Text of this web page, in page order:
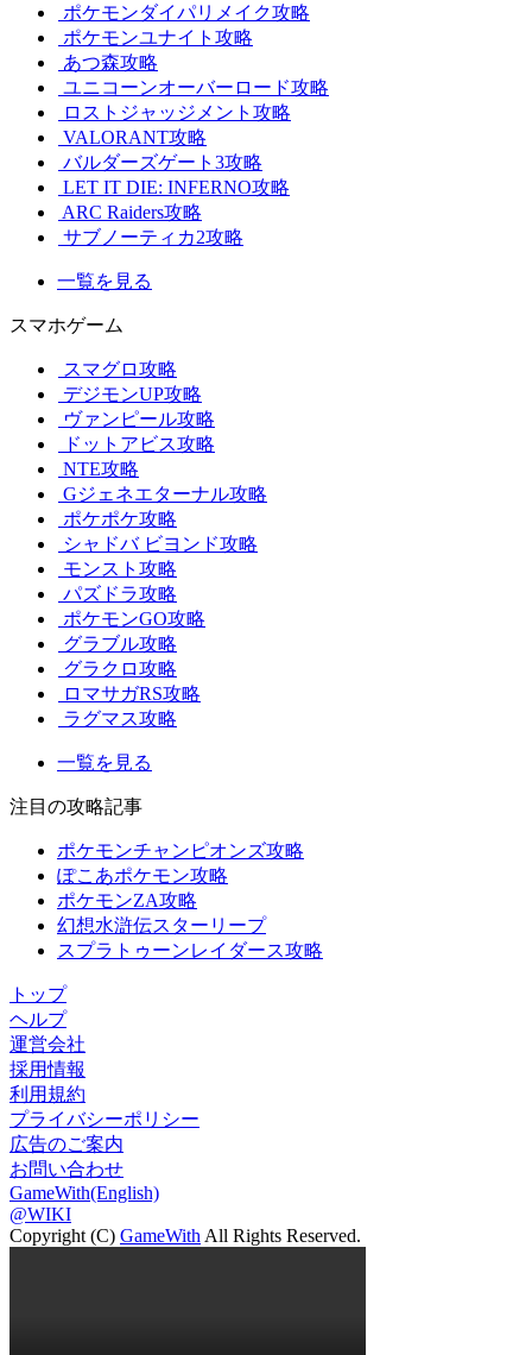
ポケモンダイパリメイク攻略
ポケモンユナイト攻略
あつ森攻略
ユニコーンオーバーロード攻略
ロストジャッジメント攻略
VALORANT攻略
バルダーズゲート3攻略
LET IT DIE: INFERNO攻略
ARC Raiders攻略
サブノーティカ2攻略
一覧を見る
スマホゲーム
スマグロ攻略
デジモンUP攻略
ヴァンピール攻略
ドットアビス攻略
NTE攻略
Gジェネエターナル攻略
ポケポケ攻略
シャドバ ビヨンド攻略
モンスト攻略
パズドラ攻略
ポケモンGO攻略
グラブル攻略
グラクロ攻略
ロマサガRS攻略
ラグマス攻略
一覧を見る
注目の攻略記事
ポケモンチャンピオンズ攻略
ぽこあポケモン攻略
ポケモンZA攻略
幻想水滸伝スターリープ
スプラトゥーンレイダース攻略
トップ
ヘルプ
運営会社
採用情報
利用規約
プライバシーポリシー
広告のご案内
お問い合わせ
GameWith(English)
@WIKI
Copyright (C) GameWith All Rights Reserved.